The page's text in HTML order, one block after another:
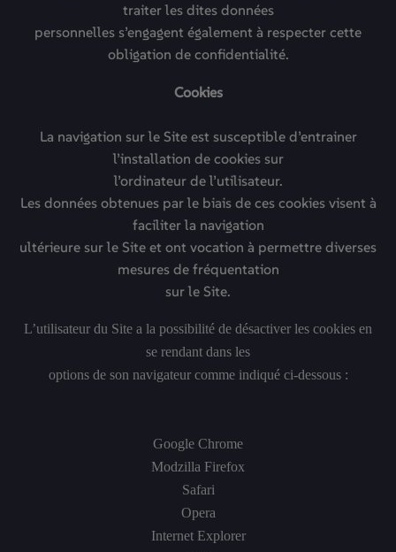
traiter les dites données
personnelles s’engagent également à respecter cette
obligation de confidentialité.
Cookies
La navigation sur le Site est susceptible d’entrainer
l’installation de cookies sur
l’ordinateur de l’utilisateur.
Les données obtenues par le biais de ces cookies visent à
faciliter la navigation
ultérieure sur le Site et ont vocation à permettre diverses
mesures de fréquentation
sur le Site.
L’utilisateur du Site a la possibilité de désactiver les cookies en
se rendant dans les
options de son navigateur comme indiqué ci-dessous :
Google Chrome
Modzilla Firefox
Safari
Opera
Internet Explorer